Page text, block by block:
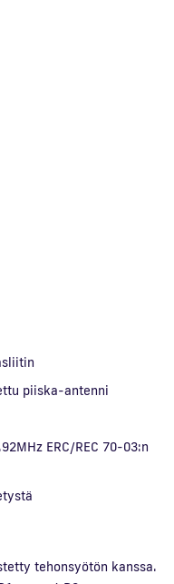
piiska-antenni
ERC/REC 70-03:n
tehonsyötön kanssa.